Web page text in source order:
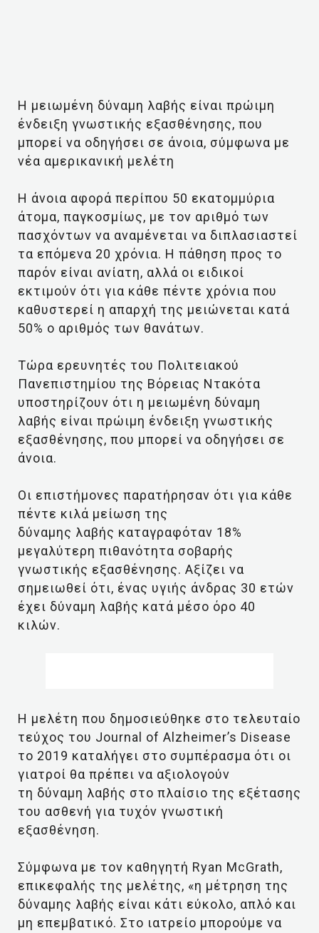
Η μειωμένη δύναμη λαβής είναι πρώιμη
ένδειξη γνωστικής εξασθένησης, που
μπορεί να οδηγήσει σε άνοια, σύμφωνα με
νέα αμερικανική μελέτη
Η άνοια αφορά περίπου 50 εκατομμύρια
άτομα, παγκοσμίως, με τον αριθμό των
πασχόντων να αναμένεται να διπλασιαστεί
τα επόμενα 20 χρόνια. Η πάθηση προς το
παρόν είναι ανίατη, αλλά οι ειδικοί
εκτιμούν ότι για κάθε πέντε χρόνια που
καθυστερεί η απαρχή της μειώνεται κατά
50% ο αριθμός των θανάτων.
Τώρα ερευνητές του Πολιτειακού
Πανεπιστημίου της Βόρειας Ντακότα
υποστηρίζουν ότι η μειωμένη δύναμη
λαβής είναι πρώιμη ένδειξη γνωστικής
εξασθένησης, που μπορεί να οδηγήσει σε
άνοια.
Οι επιστήμονες παρατήρησαν ότι για κάθε
πέντε κιλά μείωση της
δύναμης λαβής καταγραφόταν 18%
μεγαλύτερη πιθανότητα σοβαρής
γνωστικής εξασθένησης. Αξίζει να
σημειωθεί ότι, ένας υγιής άνδρας 30 ετών
έχει δύναμη λαβής κατά μέσο όρο 40
κιλών.
Η μελέτη που δημοσιεύθηκε στο τελευταίο
τεύχος του Journal of Alzheimer’s Disease
το 2019 καταλήγει στο συμπέρασμα ότι οι
γιατροί θα πρέπει να αξιολογούν
τη δύναμη λαβής στο πλαίσιο της εξέτασης
του ασθενή για τυχόν γνωστική
εξασθένηση.
Σύμφωνα με τον καθηγητή Ryan McGrath,
επικεφαλής της μελέτης, «η μέτρηση της
δύναμης λαβής είναι κάτι εύκολο, απλό και
μη επεμβατικό. Στο ιατρείο μπορούμε να